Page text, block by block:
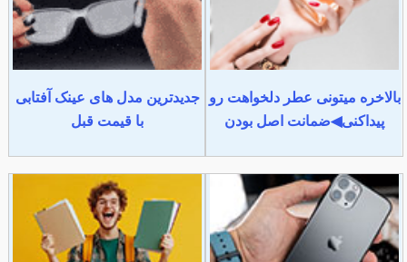
بالاخره میتونی عطر دلخواهت رو
پیداکنی◀ضمانت اصل بودن
جدیدترین مدل های عینک آفتابی
با قیمت قبل